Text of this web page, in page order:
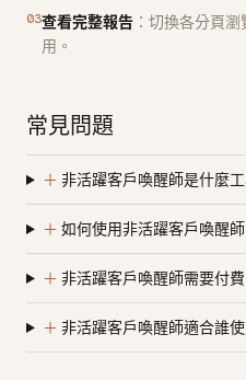
03查看完整報告 ： 切換各分頁瀏
用。
常見問題
＋ 非活躍客戶喚醒師是什麼工
＋ 如何使用非活躍客戶喚醒師
＋ 非活躍客戶喚醒師需要付費
＋ 非活躍客戶喚醒師適合誰使